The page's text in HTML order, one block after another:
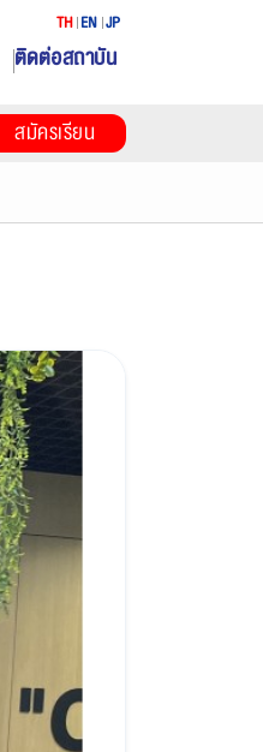
ติดต่อสถาบัน
TH EN JP
สมัครเรียน